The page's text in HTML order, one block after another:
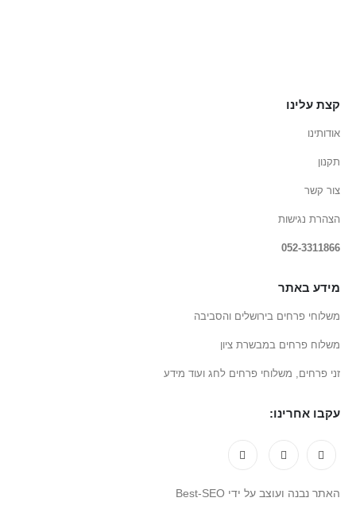
קצת עלינו
אודותינו
תקנון
צור קשר
הצהרת נגישות
052-3311866
מידע באתר
משלוחי פרחים בירושלים והסביבה
משלוח פרחים במבשרת ציון
זני פרחים, משלוחי פרחים לחג ועוד מידע
עקבו אחרינו:
האתר נבנה ועוצב על ידי Best-SEO